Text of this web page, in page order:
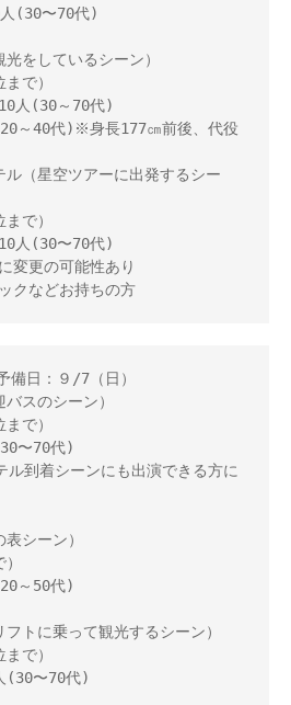
(30〜70代)
光をしているシーン）
まで）
10人(30～70代)
～40代)※身長177㎝前後、代役
（星空ツアーに出発するシー
まで）
人(30〜70代)
変更の可能性あり
クなどお持ちの方
日：９/7（日）
スのシーン）
で）
〜70代)
到着シーンにも出演できる方に
表シーン）
）
～50代)
トに乗って観光するシーン）
まで）
(30〜70代)